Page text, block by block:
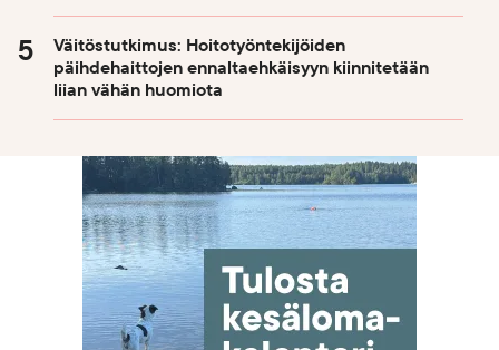
Väitöstutkimus: Hoitotyöntekijöiden
päihdehaittojen ennaltaehkäisyyn kiinnitetään
liian vähän huomiota